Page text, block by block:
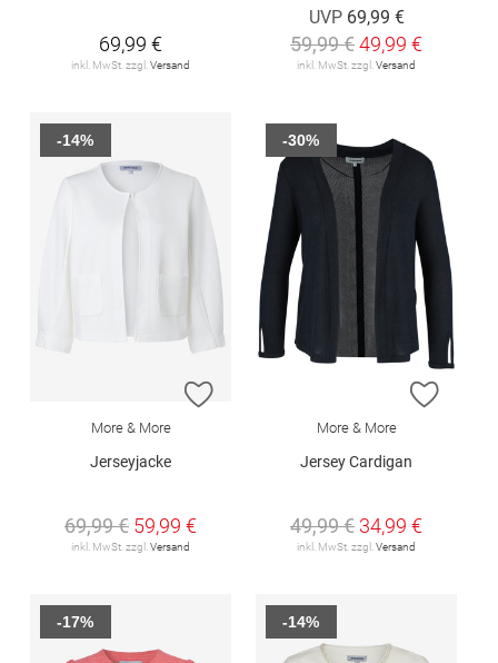
69,99 €
inkl. MwSt. zzgl. Versand
UVP 69,99 €
59,99 €49,99 €
inkl. MwSt. zzgl. Versand
ZUR WUNSCHLISTE HINZUFÜGEN
More & More
Jerseyjacke
69,99 € 59,99 €
inkl. MwSt. zzgl. Versand
-14%
ZUR
More & More
Jersey Cardigan
49,99 € 34,99 €
inkl. MwSt. zzgl. Versand
-30%
-17% -14%